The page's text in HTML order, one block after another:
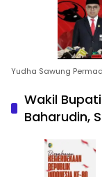
Yudha Sawung
Wakil
Baharudin,